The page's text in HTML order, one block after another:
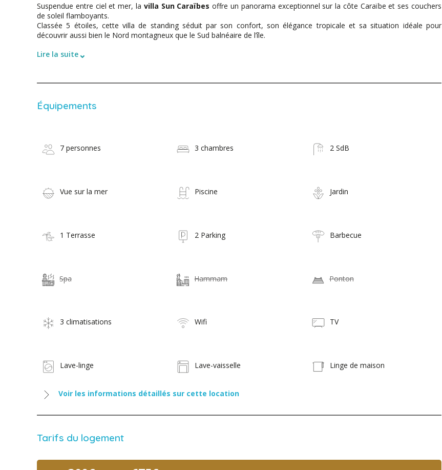
Suspendue entre ciel et mer, la villa Sun Caraïbes offre un panorama exceptionnel sur la côte Caraïbe et ses couchers
de soleil flamboyants.
Classée 5 étoiles, cette villa de standing séduit par son confort, son élégance tropicale et sa situation idéale pour
découvrir aussi bien le Nord montagneux que le Sud balnéaire de l’île.
Lire la suite⌄
Équipements
7 personnes 3 chambres 2 SdB
Vue sur la mer Piscine Jardin
1 Terrasse 2 Parking Barbecue
Spa Hammam Ponton
3 climatisations Wifi TV
Lave-linge Lave-vaisselle Linge de maison
Voir les informations détaillés sur cette location
Tarifs du logement